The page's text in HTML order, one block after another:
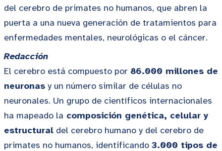
del cerebro de primates no humanos, que abren la
puerta a una nueva generación de tratamientos para
enfermedades mentales, neurológicas o el cáncer.
Redacción
El cerebro está compuesto por 86.000 millones de
neuronas y un número similar de células no
neuronales. Un grupo de científicos internacionales
ha mapeado la composición genética, celular y
estructural del cerebro humano y del cerebro de
primates no humanos, identificando 3.000 tipos de